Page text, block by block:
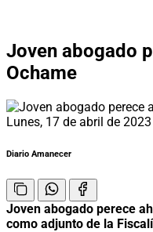
Joven abogado
Ochame
Lunes, 17 de abril de 2023
Diario Amanecer
Joven abogado perece
como adjunto de la